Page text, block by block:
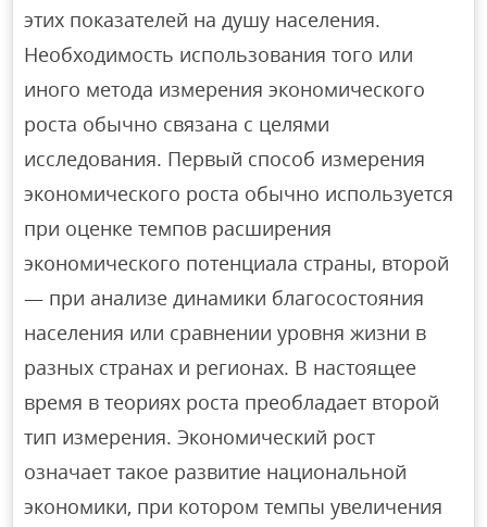
этих показателей на душу населения.
Необходимость использования того или
иного метода измерения экономического
роста обычно связана с целями
исследования. Первый способ измерения
экономического роста обычно используется
при оценке темпов расширения
экономического потенциала страны, второй
— при анализе динамики благосостояния
населения или сравнении уровня жизни в
разных странах и регионах. В настоящее
время в теориях роста преобладает второй
тип измерения. Экономический рост
означает такое развитие национальной
экономики, при котором темпы увеличения